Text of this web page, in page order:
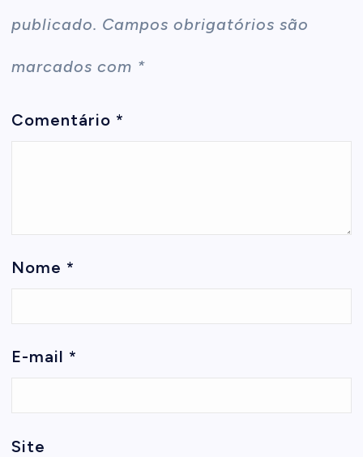
publicado. Campos obrigatórios são
marcados com *
Comentário *
Nome *
E-mail *
Site